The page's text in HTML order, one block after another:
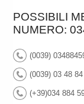
POSSIBILI
NUMERO:
(0039)
(0039) 03 48
(+39)034 884